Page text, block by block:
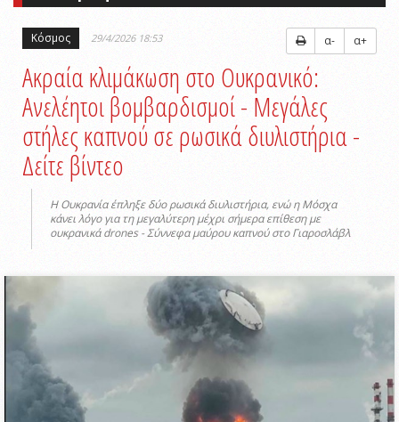
Κόσμος 29/4/2026 18:53 α- α+
Ακραία κλιμάκωση στο Ουκρανικό:
Ανελέητοι βομβαρδισμοί - Μεγάλες
στήλες καπνού σε ρωσικά διυλιστήρια -
Δείτε βίντεο
Η Ουκρανία έπληξε δύο ρωσικά διυλιστήρια, ενώ η Μόσχα
κάνει λόγο για τη μεγαλύτερη μέχρι σήμερα επίθεση με
ουκρανικά drones - Σύννεφα μαύρου καπνού στο Γιαροσλάβλ